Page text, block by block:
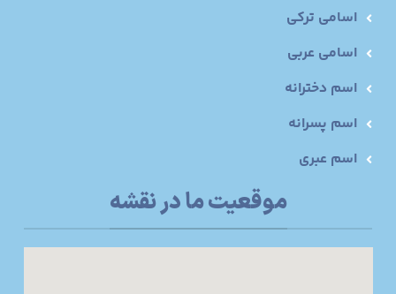
اسامی ترکی
اسامی عربی
اسم دخترانه
اسم پسرانه
اسم عبری
موقعیت ما در نقشه